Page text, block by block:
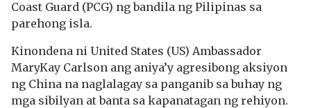
Coast Guard (PCG) ng bandila ng Pilipinas sa
parehong isla.
Kinondena ni United States (US) Ambassador
MaryKay Carlson ang aniya’y agresibong aksiyon
ng China na naglalagay sa panganib sa buhay ng
mga sibilyan at banta sa kapanatagan ng rehiyon.